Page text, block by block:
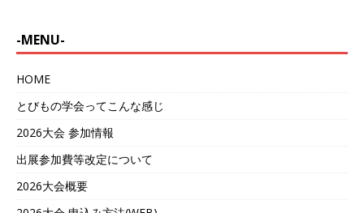
-MENU-
HOME
とびもの学会ってこんな感じ
2026大会 参加情報
出展参加費等改定について
2026大会概要